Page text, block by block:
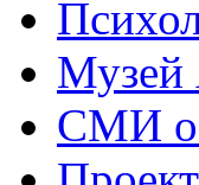
СМИ о